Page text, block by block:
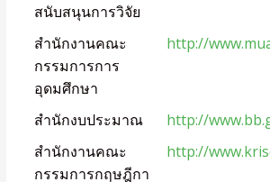
สนับสนุนการวิจัย
สำนักงานคณะ
กรรมการการ
อุดมศึกษา
http://
สำนักงบประมาณ
http://
สำนักงานคณะ
กรรมการกฤษฎีกา
http://